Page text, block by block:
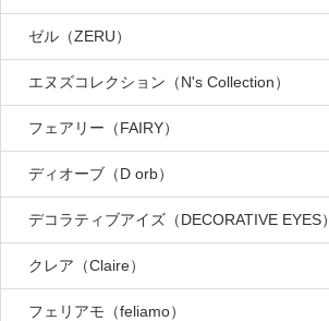
ゼル（ZERU）
エヌズコレクション（N's Collection）
フェアリー（FAIRY）
ディオーブ（D orb）
デコラティブアイズ（DECORATIVE EYES）
クレア（Claire）
フェリアモ（feliamo）